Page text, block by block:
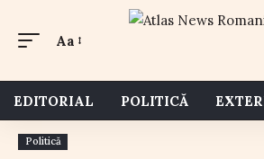
Aa
EDITORIAL POLITICĂ
Politică